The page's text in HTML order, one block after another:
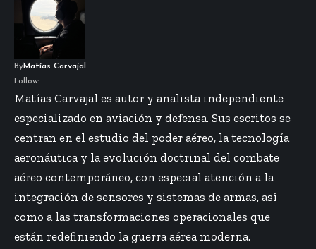
ByMatías Carvajal
Follow:
Matías Carvajal es autor y analista independiente
especializado en aviación y defensa. Sus escritos se
centran en el estudio del poder aéreo, la tecnología
aeronáutica y la evolución doctrinal del combate
aéreo contemporáneo, con especial atención a la
integración de sensores y sistemas de armas, así
como a las transformaciones operacionales que
están redefiniendo la guerra aérea moderna.